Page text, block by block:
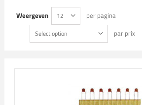
Weergeven 12 per pagina
Select option par prix